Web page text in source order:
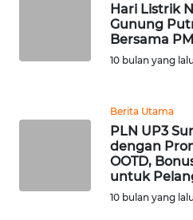
Hari Listrik
Gunung
Bersama
10 bulan yang lalu
Berita Utama
PLN UP3
dengan
OOTD,
untuk
10 bulan yang lalu
WN
WN
BOGOR